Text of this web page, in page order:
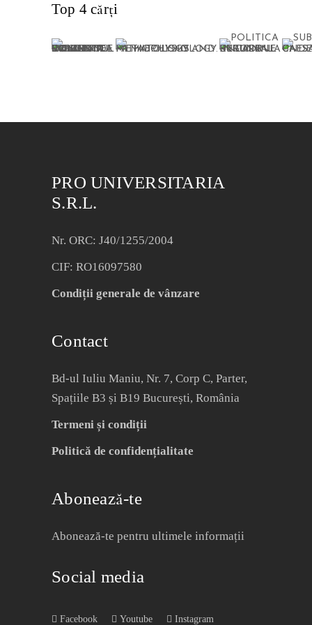
Top 4 cărți
PRO UNIVERSITARIA
S.R.L.
Nr. ORC: J40/1255/2004
CIF: RO16097580
Condiții generale de vânzare
Contact
Bd-ul Iuliu Maniu, Nr. 7, Corp C, Parter,
Spațiile B3 și B19 București, România
Termeni și condiții
Politică de confidențialitate
Abonează-te
Abonează-te pentru ultimele informații
Social media
Facebook Youtube Instagram